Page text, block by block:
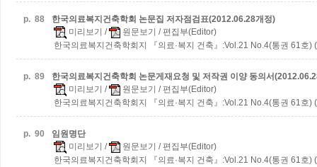
p. 88
한국의료복지건축학회 논문집 저자점검표(2012.06.28개정)
미리보기 / 원문보기 / 편집부(Editor)
한국의료복지건축학회지 『의료·복지 건축』:Vol.21 No.4(통권 61호)
p. 89
한국의료복지건축학회 논문게재요청 및 저작권 이양 동의서
미리보기 / 원문보기 / 편집부(Editor)
한국의료복지건축학회지 『의료·복지 건축』:Vol.21 No.4(통권 61호)
p. 90
임원명단
미리보기 / 원문보기 / 편집부(Editor)
한국의료복지건축학회지 『의료·복지 건축』:Vol.21 No.4(통권 61호)